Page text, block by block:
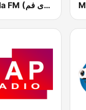
Chada FM (شدى فم)